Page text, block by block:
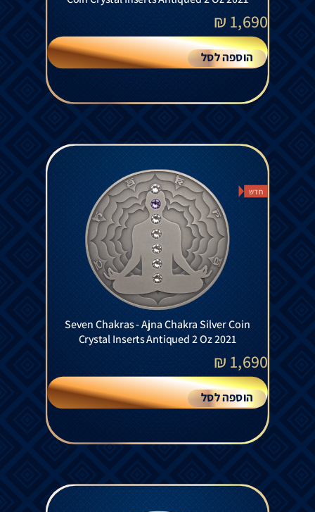
1,690
₪
הוספה לסל
חדש
Seven Chakras - Ajna Chakra Silver Coin
Crystal Inserts Antiqued 2 Oz 2021
1,690
₪
הוספה לסל